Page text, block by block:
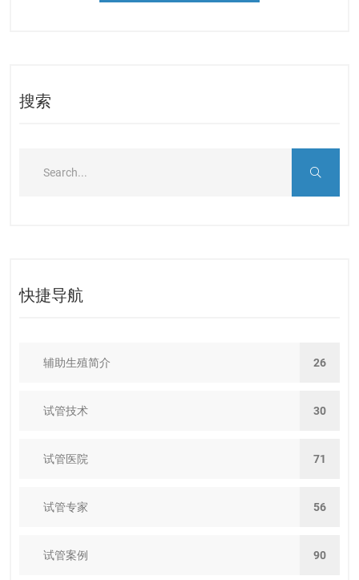
搜索
快捷导航
辅助生殖简介 26
试管技术 30
试管医院 71
试管专家 56
试管案例 90